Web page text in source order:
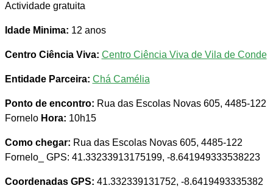
Actividade gratuita
Idade Minima: 12 anos
Centro Ciência Viva: Centro Ciência Viva de Vila de Conde
Entidade Parceira: Chá Camélia
Ponto de encontro: Rua das Escolas Novas 605, 4485-122
Fornelo Hora: 10h15
Como chegar: Rua das Escolas Novas 605, 4485-122
Fornelo_ GPS: 41.33233913175199, -8.641949333538223
Coordenadas GPS: 41.332339131752, -8.6419493335382